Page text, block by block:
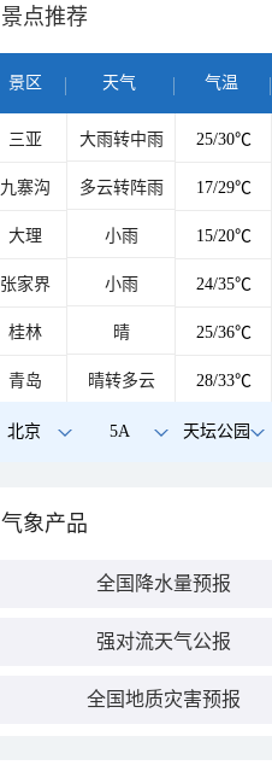
景点推荐
景区 天气 气温
三亚 大雨转中雨 25/30℃
九寨沟 多云转阵雨 17/29℃
大理 小雨 15/20℃
张家界 小雨 24/35℃
桂林 晴 25/36℃
青岛 晴转多云 28/33℃
北京 5A 天坛公园
气象产品
全国降水量预报
强对流天气公报
全国地质灾害预报